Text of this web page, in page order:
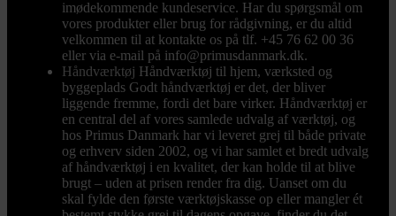
imødekommende kundeservice. Har du spørgsmål om
vores produkter eller brug for rådgivning, er du altid
velkommen til at kontakte os på tlf. +45 76 62 00 36
eller via e-mail på info@primusdanmark.dk.
Håndværktøj Håndværktøj til hjem, værksted og
byggeplads Godt håndværktøj er det, der bliver
liggende fremme, fordi det bare virker. Håndværktøj er
en central del af vores samlede udvalg af værktøj, og
hos Primus Danmark har vi leveret grej til både private
og erhverv siden 2002, og vi har samlet et bredt udvalg
af håndværktøj i en kvalitet, der kan holde til at blive
brugt – uden at prisen render fra dig. Uanset om du
skal fylde den første værktøjskasse op eller mangler ét